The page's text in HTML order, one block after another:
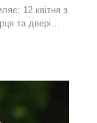
12 квітня з
та двері…